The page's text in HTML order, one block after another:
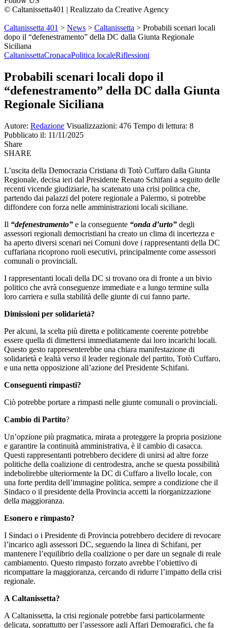
© Caltanissetta401 | Realizzato da Creative Agency
Caltanissetta 401 > News > Caltanissetta > Probabili scenari locali
dopo il “defenestramento” della DC dalla Giunta Regionale
Siciliana
CaltanissettaCronacaPolitica localeRiflessioni
Probabili scenari locali dopo il
“defenestramento” della DC dalla Giunta
Regionale Siciliana
Autore: Redazione Visualizzazioni: 476 Tempo di lettura: 8
Pubblicato il: 11/11/2025
Share
SHARE
L’uscita della Democrazia Cristiana di Totò Cuffaro dalla Giunta
Regionale, decisa ieri dal Presidente Renato Schifani a seguito delle
recenti vicende giudiziarie, ha scatenato una crisi politica che,
partendo dai palazzi del potere regionale a Palermo, si potrebbe
diffondere con forza nelle amministrazioni locali siciliane.
Il “defenestramento” e la conseguente “onda d’urto” degli
assessori regionali democristiani ha creato un clima di incertezza e
ha aperto diversi scenari nei Comuni dove i rappresentanti della DC
cuffariana ricoprono ruoli esecutivi, principalmente come assessori
comunali o provinciali.
I rappresentanti locali della DC si trovano ora di fronte a un bivio
politico che avrà conseguenze immediate e a lungo termine sulla
loro carriera e sulla stabilità delle giunte di cui fanno parte.
Dimissioni per solidarietà?
Per alcuni, la scelta più diretta e politicamente coerente potrebbe
essere quella di dimettersi immediatamente dai loro incarichi locali.
Questo gesto rappresenterebbe una chiara manifestazione di
solidarietà e lealtà verso il leader regionale del partito, Totò Cuffaro,
e una netta opposizione all’azione del Presidente Schifani.
Conseguenti rimpasti?
Ciò potrebbe portare a rimpasti nelle giunte comunali o provinciali.
Cambio di Partito?
Un’opzione più pragmatica, mirata a proteggere la propria posizione
e garantire la continuità amministrativa, è il cambio di casacca.
Questi rappresentanti potrebbero decidere di unirsi ad altre forze
politiche della coalizione di centrodestra, anche se questa possibilità
indebolirebbe ulteriormente la DC di Cuffaro a livello locale, con
una forte perdita dell’immagine politica, sempre a condizione che il
Sindaco o il presidente della Provincia accetti la riorganizzazione
della maggioranza.
Esonero e rimpasto?
I Sindaci o i Presidente di Provincia potrebbero decidere di revocare
l’incarico agli assessori DC, seguendo la linea di Schifani, per
mantenere l’equilibrio della coalizione o per dare un segnale di reale
cambiamento. Questo rimpasto forzato avrebbe l’obiettivo di
ricompattare la maggioranza, cercando di ridurre l’impatto della crisi
regionale.
A Caltanissetta?
A Caltanissetta, la crisi regionale potrebbe farsi particolarmente
delicata, soprattutto per l’assessore agli Affari Demografici, che fa